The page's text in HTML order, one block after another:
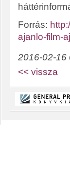
Forrás:
ajanlo-film-
2016-02-16
<< vissza